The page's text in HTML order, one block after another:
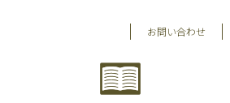
お問い合わせ